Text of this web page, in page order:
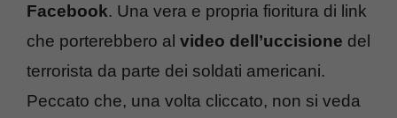
Facebook. Una vera e propria fioritura di link
che porterebbero al video dell’uccisione del
terrorista da parte dei soldati americani.
Peccato che, una volta cliccato, non si veda